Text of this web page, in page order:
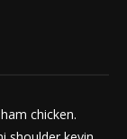
chicken.